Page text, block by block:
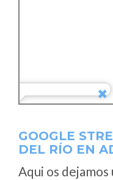
GOOGLE
DEL RÍO EN
Aqui os